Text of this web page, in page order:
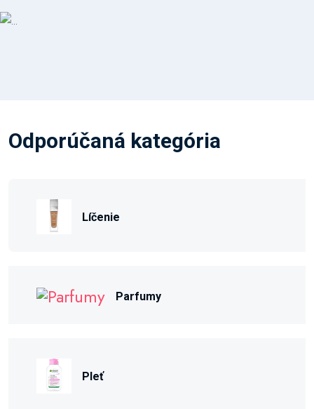
Odporúčaná kategória
Líčenie
Parfumy
Pleť